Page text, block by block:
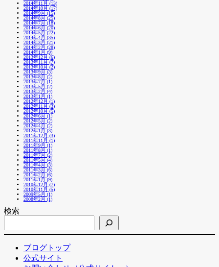
2014年11月 (13)
2014年10月 (17)
2014年9月 (15)
2014年8月 (25)
2014年7月 (18)
2014年6月 (20)
2014年5月 (22)
2014年4月 (35)
2014年3月 (21)
2014年2月 (28)
2014年1月 (9)
2013年12月 (6)
2013年11月 (7)
2013年10月 (2)
2013年9月 (3)
2013年8月 (2)
2013年7月 (1)
2013年5月 (2)
2013年2月 (4)
2013年1月 (1)
2012年12月 (1)
2012年11月 (3)
2012年10月 (5)
2012年6月 (1)
2012年5月 (2)
2012年4月 (2)
2012年1月 (3)
2011年12月 (3)
2011年11月 (1)
2011年9月 (1)
2011年8月 (1)
2011年7月 (2)
2011年5月 (4)
2011年4月 (3)
2011年3月 (6)
2011年2月 (6)
2011年1月 (9)
2010年12月 (7)
2010年11月 (5)
2009年5月 (1)
2008年2月 (1)
検索
ブログトップ
公式サイト